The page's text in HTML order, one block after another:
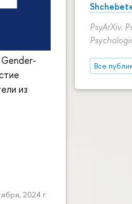
PsyArXiv.
Все
из
2024 г.